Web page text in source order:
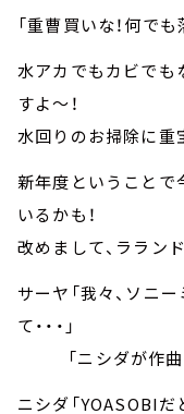
「重曹買いな！何でも
水アカでもカビでも
すよ～！
水回りのお掃除に重
新年度ということで
いるかも！
改めまして、ララン
サーヤ「我々、ソニ
て・・・」
「ニシダが作曲を
ニシダ「YOASOBIだ